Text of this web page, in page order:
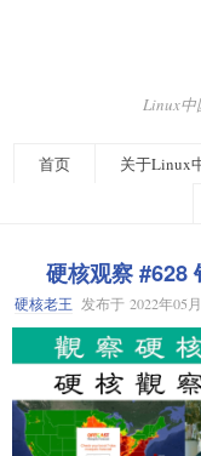
Linux中
首页 关于Linux
硬核观察 #628
硬核老王 发布于 2022年05